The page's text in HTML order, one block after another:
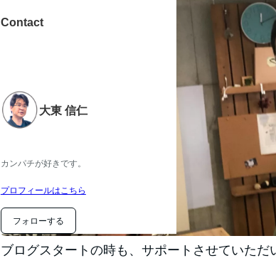
Contact
大東 信仁
カンパチが好きです。
プロフィールはこちら
フォローする
ブログスタートの時も、サポートさせていただ